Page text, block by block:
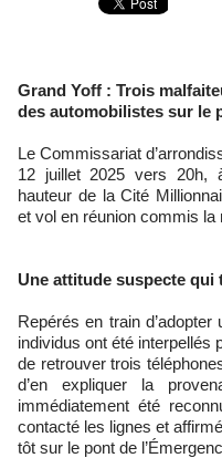
Grand Yoff : Trois
des automobilistes sur le
Le Commissariat
12 juillet 2025 vers 20h,
hauteur de la Cité
et vol en réunion commis la
Une attitude suspecte qui
Repérés en train
individus ont été interpellés
de retrouver trois
d’en expliquer la
immédiatement été
contacté les lignes et
tôt sur le pont de